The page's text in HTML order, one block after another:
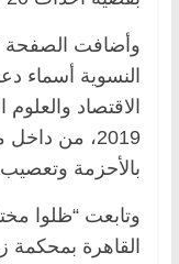
وأضافت الصفحة
النسوية أسماء
2019، من
بالأحزمة
وتابعت “ظلوا